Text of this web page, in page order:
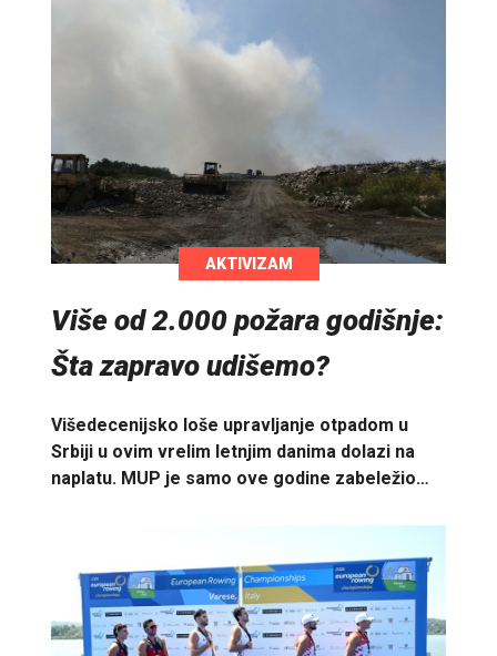
AKTIVIZAM
Više od 2.000 požara godišnje:
Šta zapravo udišemo?
Višedecenijsko loše upravljanje otpadom u
Srbiji u ovim vrelim letnjim danima dolazi na
naplatu. MUP je samo ove godine zabeležio…